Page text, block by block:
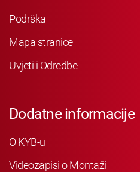
Podrška
Mapa stranice
Uvjeti i Odredbe
Dodatne informacije
O KYB-u
Videozapisi o Montaži